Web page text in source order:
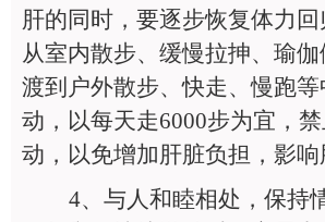
肝的同时，要逐步恢复体力
从室内散步、缓慢拉抻、瑜
渡到户外散步、快走、慢跑
动，以每天走6000步为宜，
动，以免增加肝脏负担，影响
4、与人和睦相处，保持